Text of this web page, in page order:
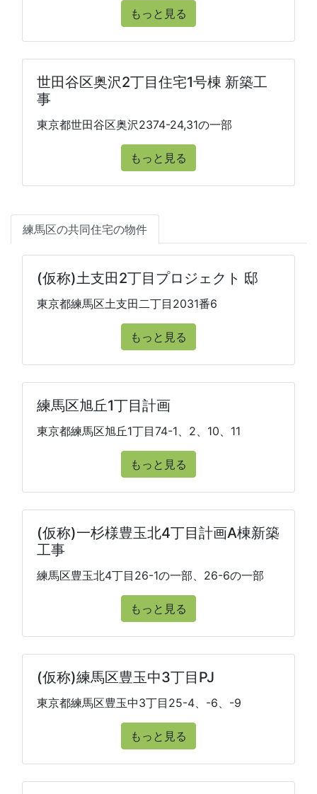
もっと見る
世田谷区奥沢2丁目住宅1号棟 新築工
事
東京都世田谷区奥沢2374-24,31の一部
もっと見る
練馬区の共同住宅の物件
(仮称)土支田2丁目プロジェクト 邸
東京都練馬区土支田二丁目2031番6
もっと見る
練馬区旭丘1丁目計画
東京都練馬区旭丘1丁目74-1、2、10、11
もっと見る
(仮称)一杉様豊玉北4丁目計画A棟新築
工事
練馬区豊玉北4丁目26-1の一部、26-6の一部
もっと見る
(仮称)練馬区豊玉中3丁目PJ
東京都練馬区豊玉中3丁目25-4、-6、-9
もっと見る